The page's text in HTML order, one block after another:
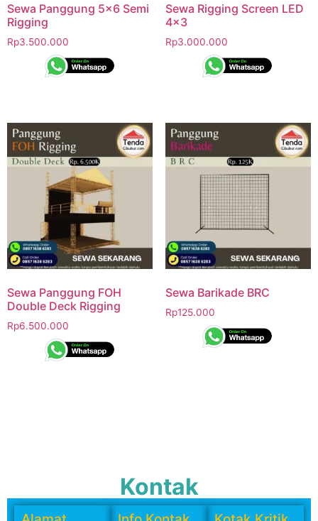
Sewa Panggung 5×6 Semi
Rigging
Rp3.500.000
Sewa Rigging Screen LED
4×3
Rp3.000.000
Sewa Panggung FOH
Double Deck Rigging
Rp6.500.000
Sewa Barikade BRC
Rp125.000
Kontak